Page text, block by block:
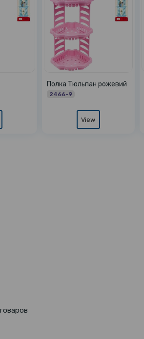
Полка Тюльпан рожевий
2466-9
View